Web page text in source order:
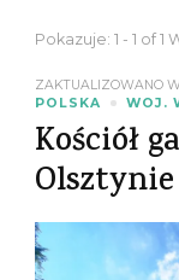
Pokazuje: 1 - 1 of 1
ZAKTUALIZOWANO
POLSKA
WOJ.
Kościół
Olsztynie